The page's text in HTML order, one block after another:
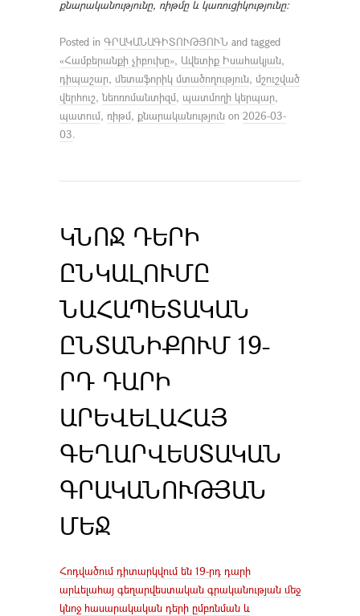
քնարականությունը, ռիթմը և կառուցիկությունը։
Posted in ԳՐԱԿԱՆԱԳԻՏՈՒԹՅՈՒՆ and tagged
«Համբերանքի չիբուխը», Ավետիք Իսահակյան,
դիպաշար, մետաֆորիկ մտածողություն, մշուշված
վերհուշ, նեոռոմանտիզմ, պատմողի կերպար,
պատում, ռիթմ, քնարականություն on 2026-03-
03.
ԿՆՈՋ ԴԵՐԻ
ԸՆԿԱԼՈՒՄԸ
ՆԱՀԱՊԵՏԱԿԱՆ
ԸՆՏԱՆԻՔՈՒՄ 19-
ՐԴ ԴԱՐԻ
ԱՐԵՎԵԼԱՀԱՅ
ԳԵՂԱՐՎԵՍՏԱԿԱՆ
ԳՐԱԿԱՆՈՒԹՅԱՆ
ՄԵՋ
Հոդվածում դիտարկվում են 19-րդ դարի
արևելահայ գեղարվեստական գրականության մեջ
կնոջ հասարակական դերի ըմբռնման և